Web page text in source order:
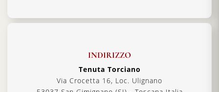
INDIRIZZO
Tenuta Torciano
Via Crocetta 16, Loc. Ulignano